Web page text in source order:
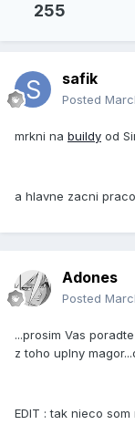
255
safik
Posted
mrkni na buildy od
a hlavne zacni
Adones
Posted
...prosim Vas
z toho uplny
EDIT : tak nieco